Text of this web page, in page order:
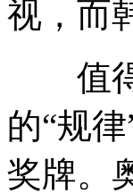
视，而
值得
的“规
奖牌。